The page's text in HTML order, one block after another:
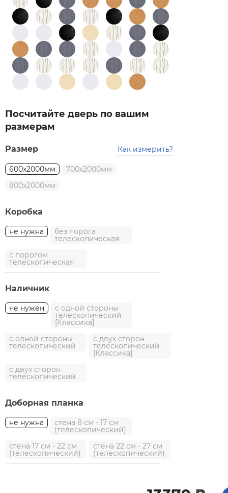
Посчитайте дверь по вашим
размерам
Размер Как измерить?
600x2000мм
700x2000мм
800x2000мм
Коробка
не нужна без порога
телескопическая
с порогом
телескопическая
Наличник
не нужен с одной стороны
телескопический
[Классика]
с одной стороны
телескопический
с двух сторон
телескопический
[Классика]
с двух сторон
телескопический
Доборная планка
не нужна стена 8 см - 17 см
(телескопический)
стена 17 см - 22 см
(телескопический)
стена 22 см - 27 см
(телескопический)